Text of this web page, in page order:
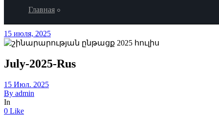
Главная
15 июля, 2025
July-2025-Rus
15 Июл. 2025
By admin
In
0 Like